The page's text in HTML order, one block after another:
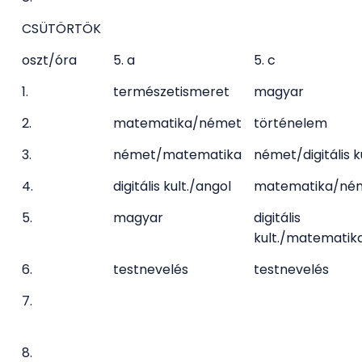
CSÜTÖRTÖK
oszt/óra
5. a
5. c
1.
természetismeret
magyar
2.
matematika/német
történelem
3.
német/matematika
német/digitális
4.
digitális kult./angol
matematika/
5.
magyar
digitális
kult./
6.
testnevelés
testnevelés
7.
8.